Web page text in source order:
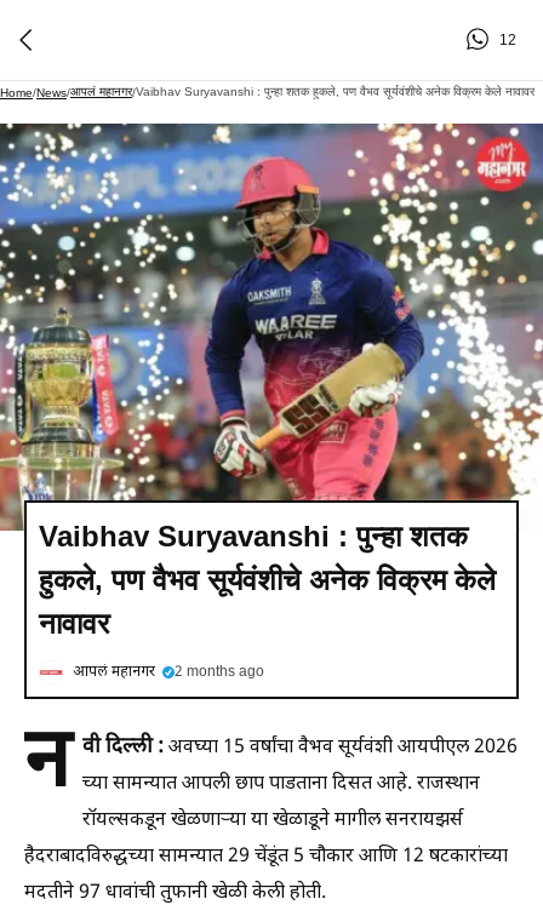
12
Home/News/आपलं महानगर/Vaibhav Suryavanshi : पुन्हा शतक हुकले, पण वैभव सूर्यवंशीचे अनेक विक्रम केले नावावर
Vaibhav Suryavanshi : पुन्हा शतक
हुकले, पण वैभव सूर्यवंशीचे अनेक विक्रम केले
नावावर
आपलं महानगर 2 months ago
न वी दिल्ली :अवघ्या 15 वर्षांचा वैभव सूर्यवंशी आयपीएल 2026
च्या सामन्यात आपली छाप पाडताना दिसत आहे. राजस्थान
रॉयल्सकडून खेळणाऱ्या या खेळाडूने मागील सनरायझर्स
हैदराबादविरुद्धच्या सामन्यात 29 चेंडूंत 5 चौकार आणि 12 षटकारांच्या
मदतीने 97 धावांची तुफानी खेळी केली होती.